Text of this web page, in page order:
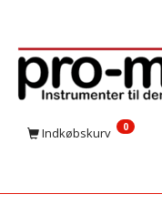
Indkøbskurv 0